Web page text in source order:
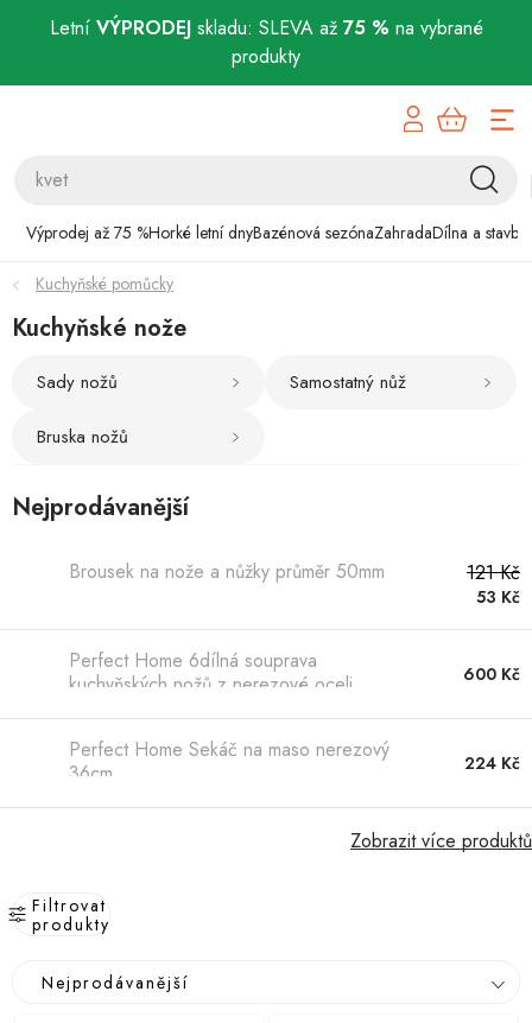
Letní VÝPRODEJskladu: SLEVA až 75 % na vybrané
produkty
Výprodej až 75 %Horké letní dnyBazénová sezónaZahradaDílna a stavba
Bazénová sezóna
Zahrada
Dílna a stavba
Novinky
World Cleanup Day
Akční ceny
Obchodní podmínky
Obchodní podmínky pro podnikatele
Kuchyňské pomůcky
Kuchyňské nože
Sady nožů Samostatný nůž
Bruska nožů
Nejprodávanější
Brousek na nože a nůžky průměr 50mm 121 Kč
53 Kč
Perfect Home 6dílná souprava
kuchyňských nožů z nerezové oceli
600 Kč
Perfect Home Sekáč na maso nerezový
36cm
224 Kč
Zobrazit více produktů
Filtrovat
produkty
Nejprodávanější